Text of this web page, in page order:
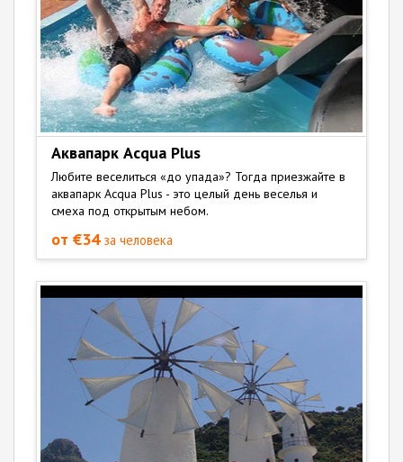
Аквапарк Acqua Plus
Любите веселиться «до упада»? Тогда приезжайте в
аквапарк Acqua Plus - это целый день веселья и
смеха под открытым небом.
от €34 за человека